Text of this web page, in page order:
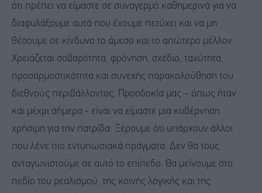
ότι πρέπει να είμαστε σε συναγερμό καθημερινά για να
διαφυλάξουμε αυτά που έχουμε πετύχει και να μη
θέσουμε σε κίνδυνο το άμεσο και το απώτερο μέλλον.
Χρειάζεται σοβαρότητα, φρόνηση, σχέδιο, ταχύτητα,
προσαρμοστικότητα και συνεχής παρακολούθηση του
διεθνούς περιβάλλοντος. Προσδοκία μας – όπως ήταν
και μέχρι σήμερα - είναι να είμαστε μια κυβέρνηση
χρήσιμη για την πατρίδα. Ξέρουμε ότι υπάρχουν άλλοι
που λένε πιο εντυπωσιακά πράγματα. Δεν θα τους
ανταγωνιστούμε σε αυτό το επίπεδο. Θα μείνουμε στο
πεδίο του ρεαλισμού, της κοινής λογικής και της